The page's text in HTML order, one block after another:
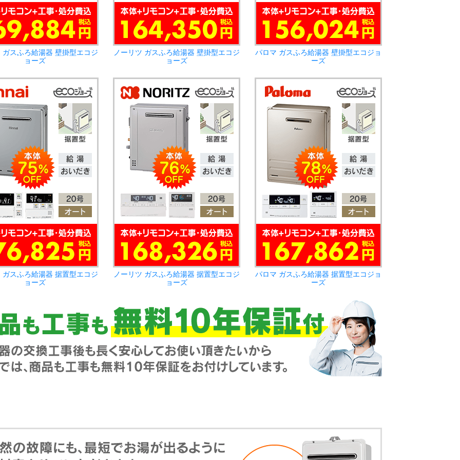
ガスふろ給湯器 壁掛型エコジ
ョーズ
ノーリツ ガスふろ給湯器 壁掛型エコジ
ョーズ
パロマ ガスふろ給湯器 壁掛型エコジョ
ーズ
ガスふろ給湯器 据置型エコジ
ョーズ
ノーリツ ガスふろ給湯器 据置型エコジ
ョーズ
パロマ ガスふろ給湯器 据置型エコジョ
ーズ